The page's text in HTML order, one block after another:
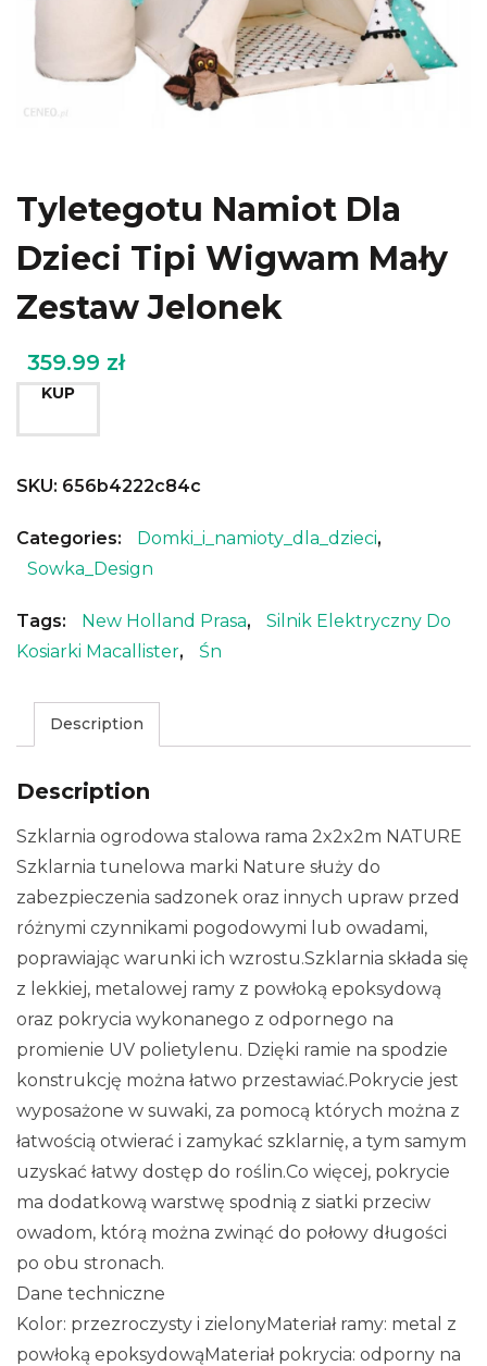
Tyletegotu Namiot Dla
Dzieci Tipi Wigwam Mały
Zestaw Jelonek
359.99 zł
KUP
SKU: 656b4222c84c
Categories: Domki_i_namioty_dla_dzieci,
Sowka_Design
Tags: New Holland Prasa,
Silnik Elektryczny Do
Kosiarki Macallister, Śn
Description
Description
Szklarnia ogrodowa stalowa rama 2x2x2m NATURE
Szklarnia tunelowa marki Nature służy do
zabezpieczenia sadzonek oraz innych upraw przed
różnymi czynnikami pogodowymi lub owadami,
poprawiając warunki ich wzrostu.Szklarnia składa się
z lekkiej, metalowej ramy z powłoką epoksydową
oraz pokrycia wykonanego z odpornego na
promienie UV polietylenu. Dzięki ramie na spodzie
konstrukcję można łatwo przestawiać.Pokrycie jest
wyposażone w suwaki, za pomocą których można z
łatwością otwierać i zamykać szklarnię, a tym samym
uzyskać łatwy dostęp do roślin.Co więcej, pokrycie
ma dodatkową warstwę spodnią z siatki przeciw
owadom, którą można zwinąć do połowy długości
po obu stronach.
Dane techniczne
Kolor: przezroczysty i zielonyMateriał ramy: metal z
powłoką epoksydowąMateriał pokrycia: odporny na